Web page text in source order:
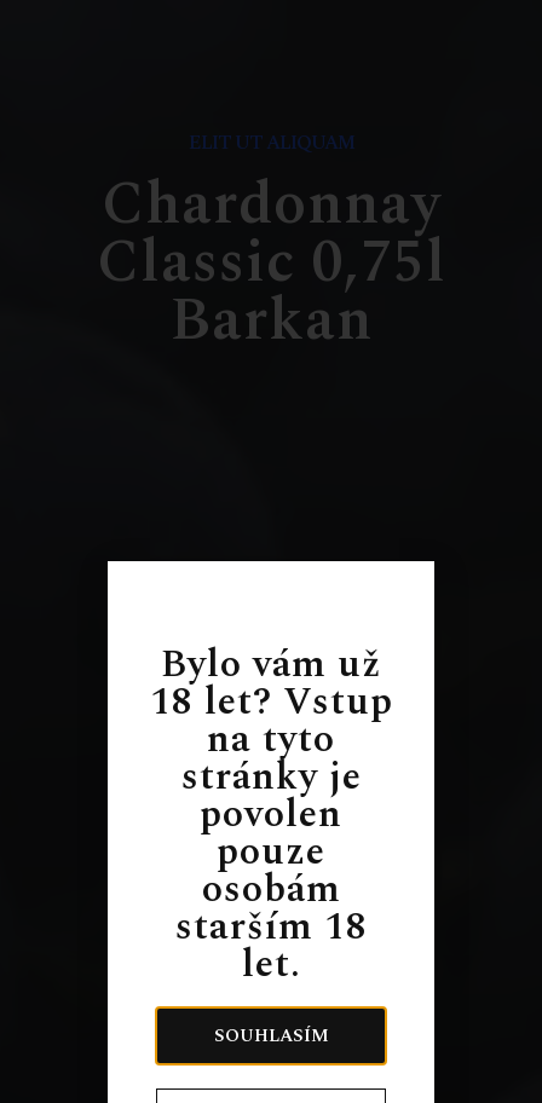
ELIT UT ALIQUAM
Chardonnay
Classic 0,75l
Barkan
Bylo vám už
18 let? Vstup
na tyto
stránky je
povolen
pouze
osobám
starším 18
let.
SOUHLASÍM